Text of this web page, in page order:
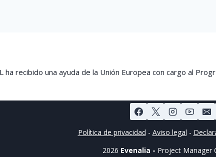
ha recibido una ayuda de la Unión Europea con cargo al
Política de privacidad - Aviso legal -
2026 Evenalia - Project Manager